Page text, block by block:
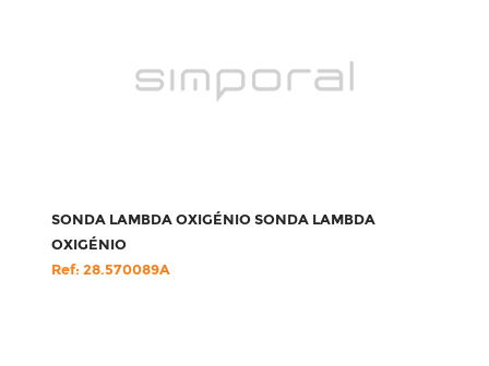
SONDA LAMBDA OXIGÉNIO SONDA LAMBDA
OXIGÉNIO
Ref: 28.570089A